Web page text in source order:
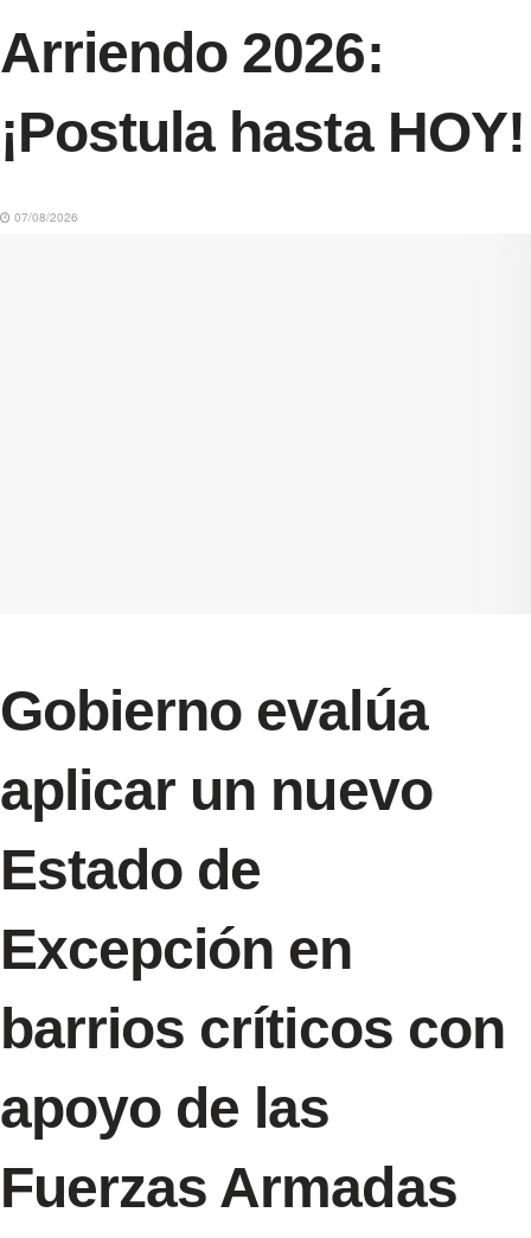
Arriendo 2026:
¡Postula hasta HOY!
07/08/2026
Gobierno evalúa
aplicar un nuevo
Estado de
Excepción en
barrios críticos con
apoyo de las
Fuerzas Armadas